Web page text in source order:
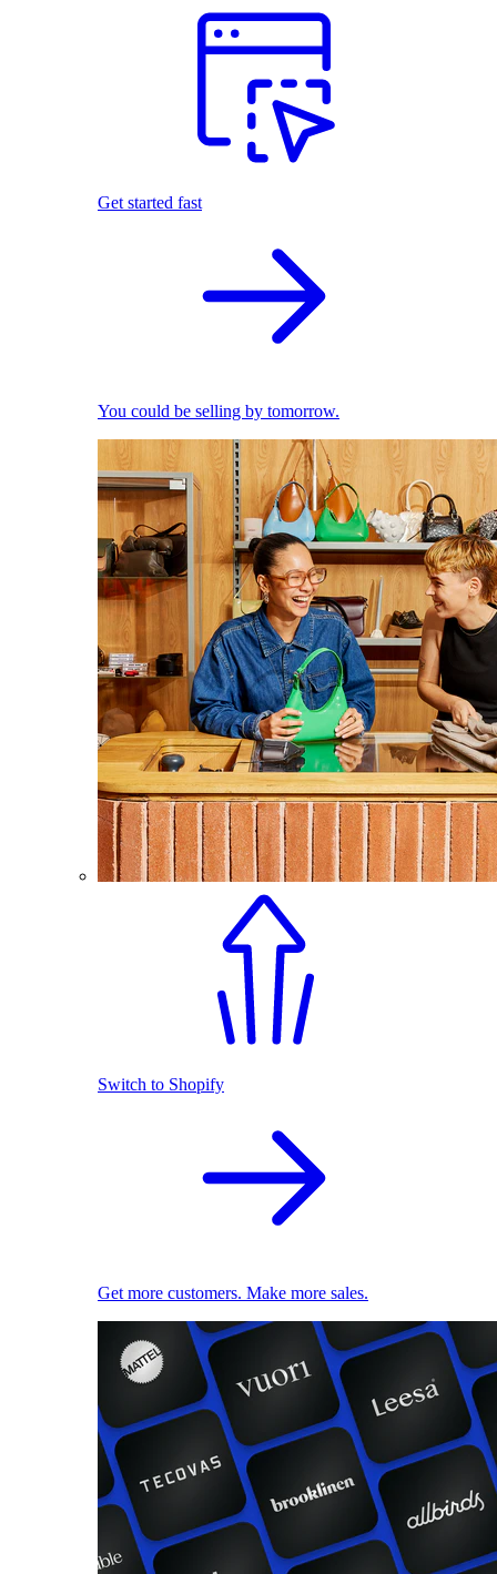
Get started fast
You could be selling by tomorrow.
Switch to Shopify
Get more customers. Make more sales.